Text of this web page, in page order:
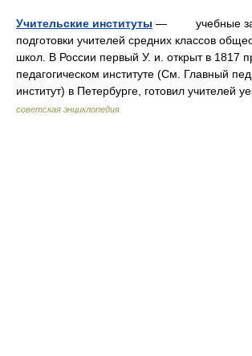
Учительские институты — учебные
подготовки учителей средних классов
школ. В России первый У. и. открыт в 1817
педагогическом институте (См. Главный
институт) в Петербурге, готовил
советская энциклопедия